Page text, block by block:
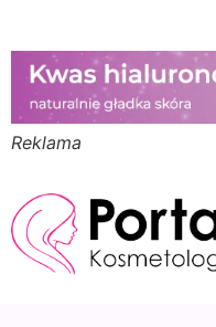
Reklama